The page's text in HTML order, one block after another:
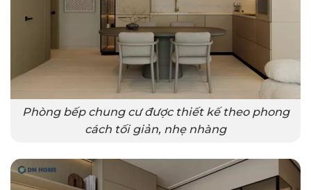
Phòng bếp chung cư được thiết kế theo phong
cách tối giản, nhẹ nhàng